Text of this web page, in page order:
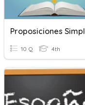
10 Q 4th